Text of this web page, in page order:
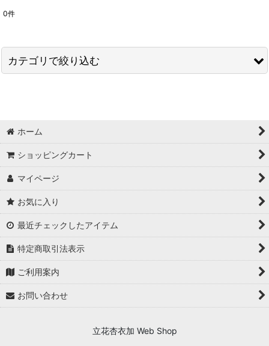
並び順:
0件
カテゴリで絞り込む
女性の基本は生理から
せいりのがっこう
Make Wellness
妊活中の方から出産が近い方
育児を学ぶシリーズ
開運シリーズ
その他ご要望の多いセミナー
ホーム
ショッピングカート
マイページ
お気に入り
最近チェックしたアイテム
特定商取引法表示
ご利用案内
お問い合わせ
立花杏衣加 Web Shop